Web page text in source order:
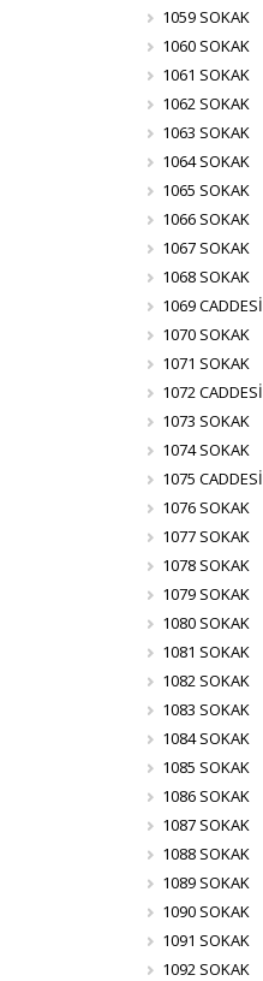
1059 SOKAK
1060 SOKAK
1061 SOKAK
1062 SOKAK
1063 SOKAK
1064 SOKAK
1065 SOKAK
1066 SOKAK
1067 SOKAK
1068 SOKAK
1069 CADDESİ
1070 SOKAK
1071 SOKAK
1072 CADDESİ
1073 SOKAK
1074 SOKAK
1075 CADDESİ
1076 SOKAK
1077 SOKAK
1078 SOKAK
1079 SOKAK
1080 SOKAK
1081 SOKAK
1082 SOKAK
1083 SOKAK
1084 SOKAK
1085 SOKAK
1086 SOKAK
1087 SOKAK
1088 SOKAK
1089 SOKAK
1090 SOKAK
1091 SOKAK
1092 SOKAK